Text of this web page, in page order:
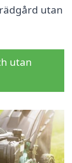
utan
utan